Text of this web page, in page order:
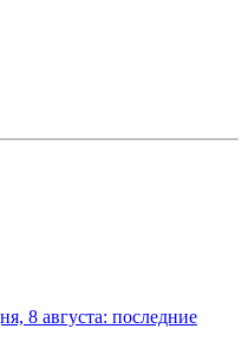
8 августа: последние